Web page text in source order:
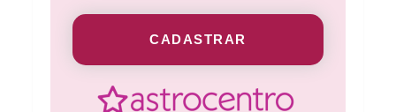
CADASTRAR